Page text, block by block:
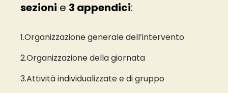
sezioni e 3 appendici:
1.Organizzazione generale dell’intervento
2.Organizzazione della giornata
3.Attività individualizzate e di gruppo